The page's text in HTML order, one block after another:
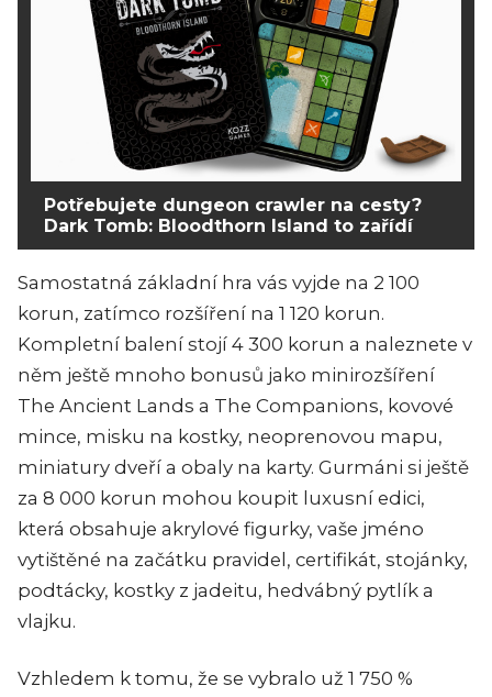
Potřebujete dungeon crawler na cesty?
Dark Tomb: Bloodthorn Island to zařídí
Samostatná základní hra vás vyjde na 2 100
korun, zatímco rozšíření na 1 120 korun.
Kompletní balení stojí 4 300 korun a naleznete v
něm ještě mnoho bonusů jako minirozšíření
The Ancient Lands a The Companions, kovové
mince, misku na kostky, neoprenovou mapu,
miniatury dveří a obaly na karty. Gurmáni si ještě
za 8 000 korun mohou koupit luxusní edici,
která obsahuje akrylové figurky, vaše jméno
vytištěné na začátku pravidel, certifikát, stojánky,
podtácky, kostky z jadeitu, hedvábný pytlík a
vlajku.
Vzhledem k tomu, že se vybralo už 1 750 %